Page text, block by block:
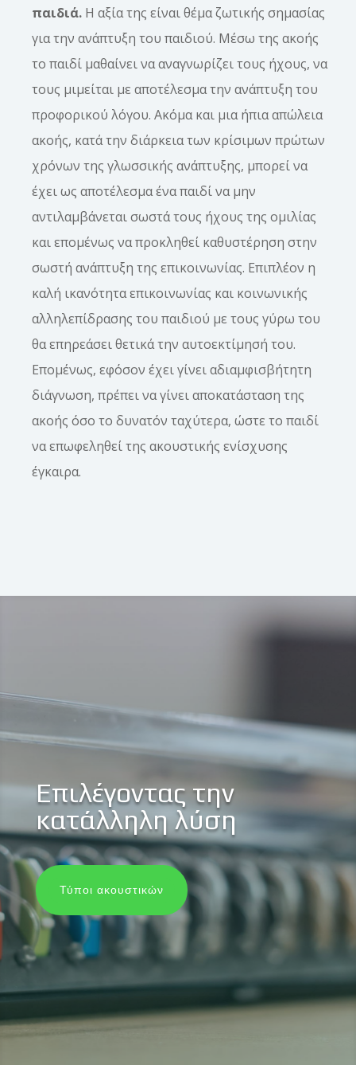
παιδιά.Η αξία της είναι θέμα ζωτικής σημασίας
για την ανάπτυξη του παιδιού. Μέσω της ακοής
το παιδί μαθαίνει να αναγνωρίζει τους ήχους, να
τους μιμείται με αποτέλεσμα την ανάπτυξη του
προφορικού λόγου. Ακόμα και μια ήπια απώλεια
ακοής, κατά την διάρκεια των κρίσιμων πρώτων
χρόνων της γλωσσικής ανάπτυξης, μπορεί να
έχει ως αποτέλεσμα ένα παιδί να μην
αντιλαμβάνεται σωστά τους ήχους της ομιλίας
και επομένως να προκληθεί καθυστέρηση στην
σωστή ανάπτυξη της επικοινωνίας. Επιπλέον η
καλή ικανότητα επικοινωνίας και κοινωνικής
αλληλεπίδρασης του παιδιού με τους γύρω του
θα επηρεάσει θετικά την αυτοεκτίμησή του.
Επομένως, εφόσον έχει γίνει αδιαμφισβήτητη
διάγνωση, πρέπει να γίνει αποκατάσταση της
ακοής όσο το δυνατόν ταχύτερα, ώστε το παιδί
να επωφεληθεί της ακουστικής ενίσχυσης
έγκαιρα.
Επιλέγοντας την
κατάλληλη λύση
Τύποι ακουστικών